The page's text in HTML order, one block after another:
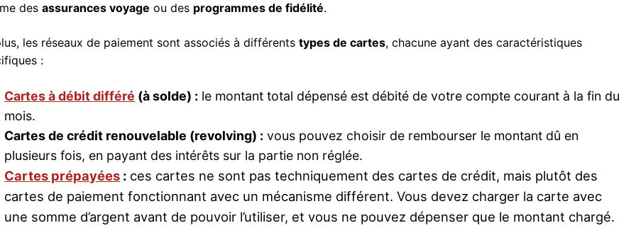
desassurances voyage ou des programmes de fidélité.
les réseaux de paiement sont associés à différentstypes de cartes, chacune ayant des caractéristiques
:
Cartes à débit différé (à solde) : le montant total dépensé est débité de votre compte courant à la fin du
mois.
Cartes de crédit renouvelable (revolving) : vous pouvez choisir de rembourser le montant dû en
plusieurs fois, en payant des intérêts sur la partie non réglée.
Cartes prépayées : ces cartes ne sont pas techniquement des cartes de crédit, mais plutôt des
cartes de paiement fonctionnant avec un mécanisme différent. Vous devez charger la carte avec
une somme d’argent avant de pouvoir l’utiliser, et vous ne pouvez dépenser que le montant chargé.